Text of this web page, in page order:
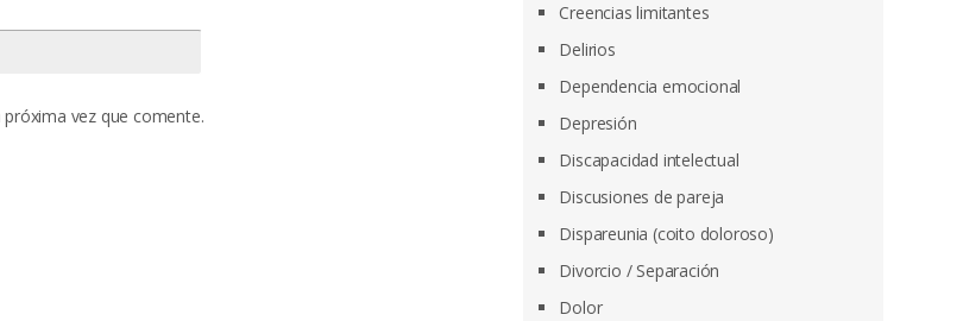
vez que comente.
Creencias limitantes
Delirios
Dependencia emocional
Depresión
Discapacidad intelectual
Discusiones de pareja
Dispareunia (coito doloroso)
Divorcio / Separación
Dolor